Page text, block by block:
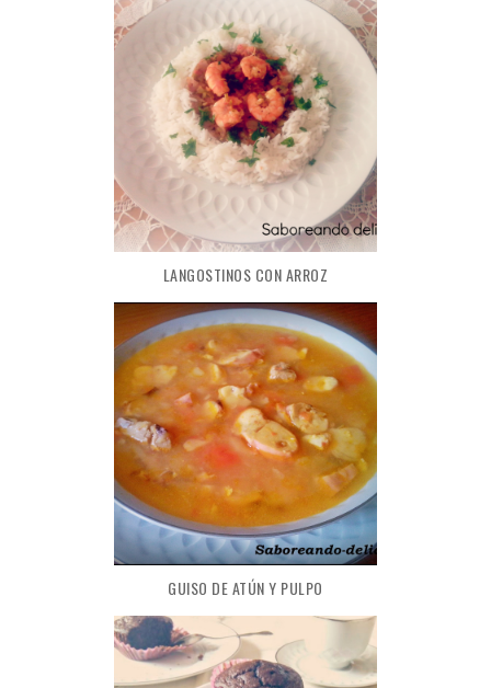
LANGOSTINOS CON ARROZ
GUISO DE ATÚN Y PULPO